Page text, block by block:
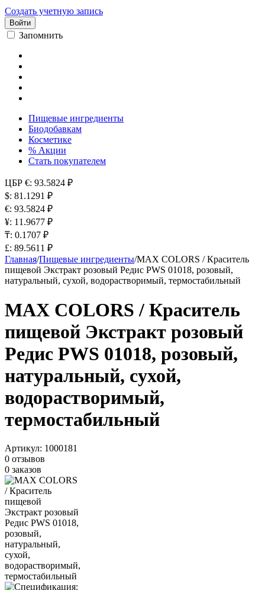
Создать учетную запись
Войти
Запомнить
Пищевые ингредиенты
Биодобавкам
Косметике
% Акции
Стать покупателем
ЦБР €: 93.5824 ₽
$: 81.1291 ₽
€: 93.5824 ₽
¥: 11.9677 ₽
₸: 0.1707 ₽
£: 89.5611 ₽
Главная/Пищевые ингредиенты/MAX COLORS / Краситель
пищевой Экстракт розовый Редис PWS 01018, розовый,
натуральный, сухой, водорастворимый, термостабильный
MAX COLORS / Краситель
пищевой Экстракт розовый
Редис PWS 01018, розовый,
натуральный, сухой,
водорастворимый,
термостабильный
Артикул: 1000181
0 отзывов
0 заказов